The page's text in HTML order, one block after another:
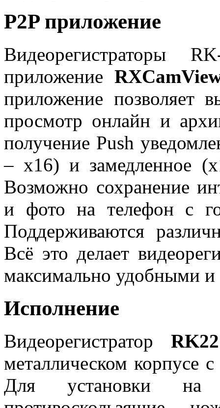
P2P приложение
Видеорегистраторы
приложение
приложение позволяет
просмотр онлайн и
получение Push
– x16) и замедленное
Возможно сохранение
и фото на телефон с
Поддерживаются
Всё это делает
максимально удобными и
Исполнение
Видеорегистратор RK
металлическом корпусе
Для установки на